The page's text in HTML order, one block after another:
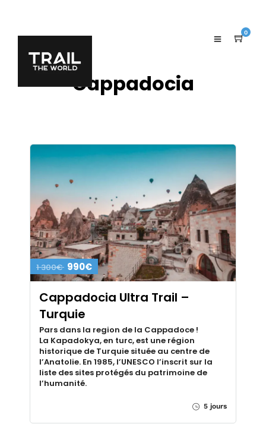
0
Cappadocia
1 300€ 990€
Cappadocia Ultra Trail –
Turquie
Pars dans la region de la Cappadoce !
La Kapadokya, en turc, est une région
historique de Turquie située au centre de
l’Anatolie. En 1985, l’UNESCO l’inscrit sur la
liste des sites protégés du patrimoine de
l’humanité.
5 jours